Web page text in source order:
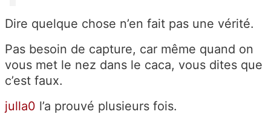
Dire quelque chose n’en fait pas une vérité.
Pas besoin de capture, car même quand on
vous met le nez dans le caca, vous dites que
c’est faux.
julla0 l’a prouvé plusieurs fois.